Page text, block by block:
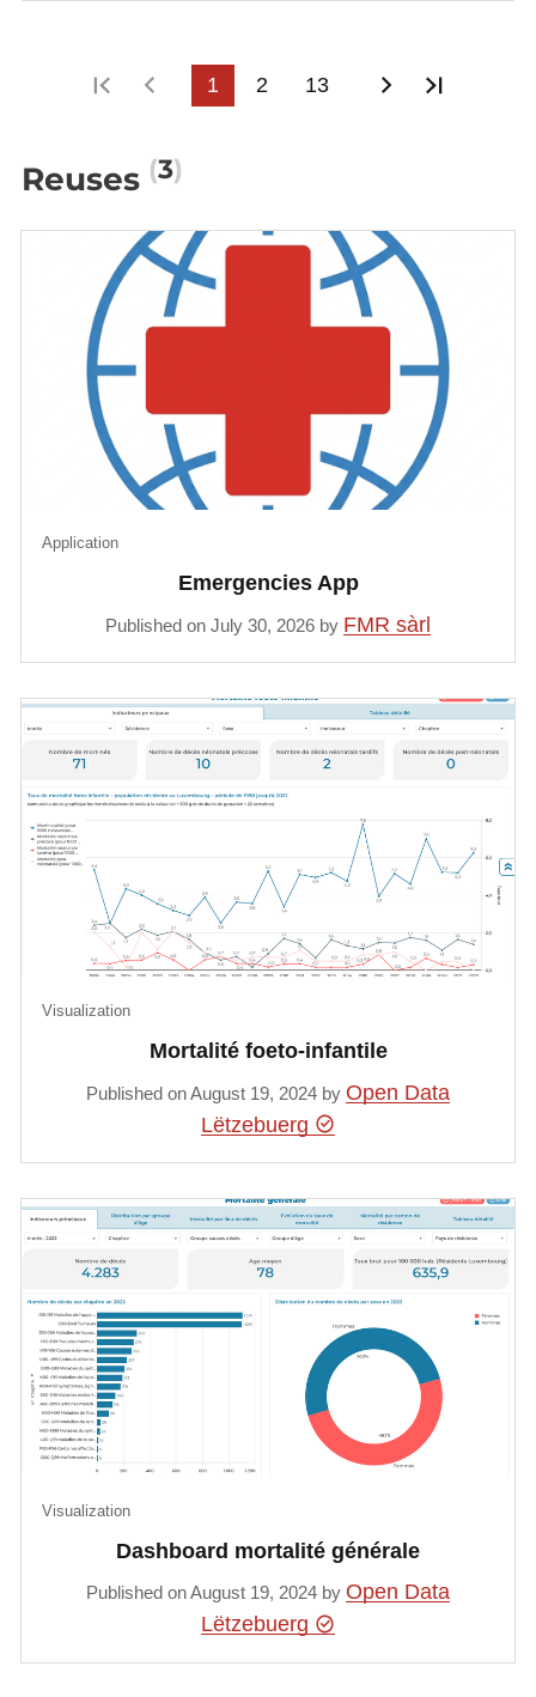
First pagePrevious page
1 2 13 Next page
Reuses 3
Emergencies App
Application
Published on July 30, 2026 by FMR sàrl
Mortalité foeto-infantile
Visualization
Published on August 19, 2024 by Open Data
Lëtzebuerg
Dashboard mortalité générale
Visualization
Published on August 19, 2024 by Open Data
Lëtzebuerg